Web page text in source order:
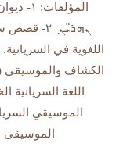
الكشاف والموسيقى
اللغة
الموسيقى